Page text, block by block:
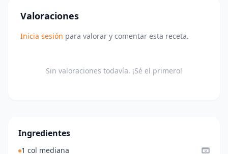
Valoraciones
Inicia sesión para valorar y comentar esta receta.
Sin valoraciones todavía. ¡Sé el primero!
Ingredientes
1 col mediana